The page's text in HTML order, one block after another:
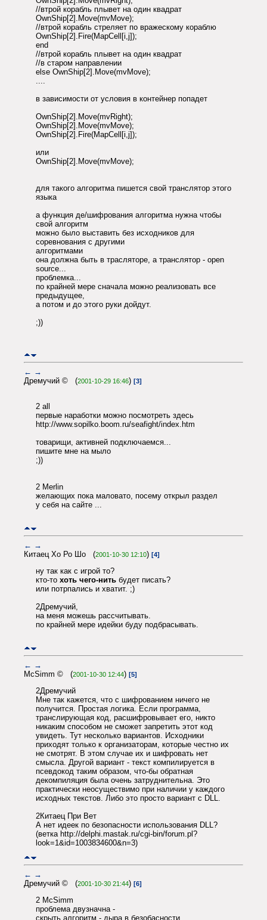
//втрой корабль плывет на один квадрат
OwnShip[2].Move(mvMove);
//втрой корабль стреляет по вражескому кораблю
OwnShip[2].Fire(MapCell[i,j]);
end
//втрой корабль плывет на один квадрат
//в старом направлении
else OwnShip[2].Move(mvMove);
....
в зависимости от условия в контейнер попадет
OwnShip[2].Move(mvRight);
OwnShip[2].Move(mvMove);
OwnShip[2].Fire(MapCell[i,j]);
или
OwnShip[2].Move(mvMove);
для такого алгоритма пишется свой транслятор этого
языка
а функция де/шифрования алгоритма нужна чтобы
свой алгоритм
можно было выставить без исходников для
соревнования с другими
алгоритмами
она должна быть в трасляторе, а транслятор - open
source...
проблемка...
по крайней мере сначала можно реализовать все
предыдущее,
а потом и до этого руки дойдут.
;))
← →
Дремучий © (2001-10-29 16:46) [3]
2 all
первые наработки можно посмотреть здесь
http://www.sopilko.boom.ru/seafight/index.htm
товарищи, активней подключаемся...
пишите мне на мыло
;))
2 Merlin
желающих пока маловато, посему открыл раздел
у себя на сайте ...
← →
Китаец Хо Ро Шо (2001-10-30 12:10) [4]
ну так как с игрой то?
кто-то хоть чего-нить будет писать?
или потрпались и хватит. ;)
2Дремучий,
на меня можешь рассчитывать.
по крайней мере идейки буду подбрасывать.
← →
McSimm © (2001-10-30 12:44) [5]
2Дремучий
Мне так кажется, что с шифрованием ничего не
получится. Простая логика. Если программа,
транслирующая код, расшифровывает его, никто
никаким способом не сможет запретить этот код
увидеть. Тут несколько вариантов. Исходники
приходят только к организаторам, которые честно их
не смотрят. В этом случае их и шифровать нет
смысла. Другой вариант - текст компилируется в
псевдокод таким образом, что-бы обратная
декомпиляция была очень затруднительна. Это
практически неосуществимо при наличии у каждого
исходных текстов. Либо это просто вариант с DLL.
2Китаец При Вет
А нет идеек по безопасности использования DLL?
(ветка http://delphi.mastak.ru/cgi-bin/forum.pl?
look=1&id=1003834600&n=3)
← →
Дремучий © (2001-10-30 21:44) [6]
2 McSimm
проблема двузначна -
скрыть алгоритм - дыра в безобасности